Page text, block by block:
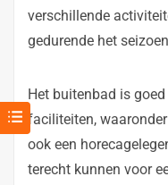
verschillende
gedurende het
Het buitenbad is
faciliteiten,
ook een
terecht kunnen voor